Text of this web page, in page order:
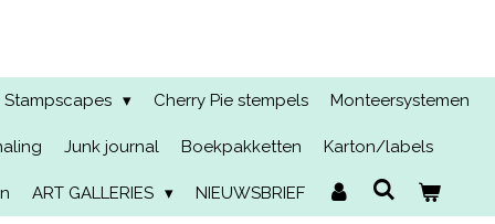
Stampscapes Cherry Pie stempels Monteersystemen
Junk journal Boekpakketten Karton/labels
ART GALLERIES NIEUWSBRIEF